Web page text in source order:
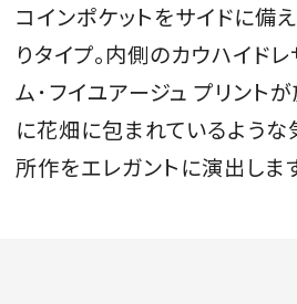
最新号を試し読み
コインポケットをサイドに備
りタイプ。内側のカウハイド
ム･フイユアージュ プリント
に花畑に包まれているような
所作をエレガントに演出しま